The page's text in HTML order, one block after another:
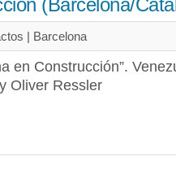
(Barcelona/
| Barcelona
en Construcción”.
Oliver Ressler